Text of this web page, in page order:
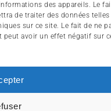
des appareils. Le
de traiter des données telles
sur ce site. Le fait de ne
avoir un effet négatif sur